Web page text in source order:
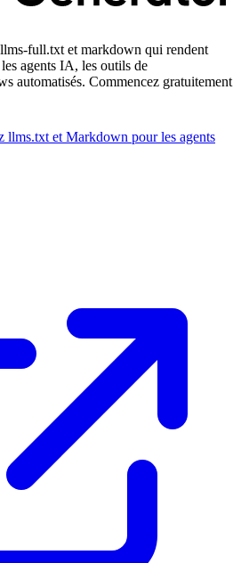
full.txt et markdown qui rendent
agents IA, les outils de
automatisés. Commencez gratuitement
llms.txt et Markdown pour les agents